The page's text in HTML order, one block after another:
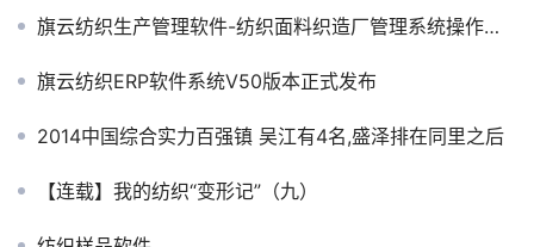
旗云纺织生产管理软件-纺织面料织造厂管理系统操作手册
旗云纺织ERP软件系统V50版本正式发布
2014中国综合实力百强镇 吴江有4名,盛泽排在同里之后
【连载】我的纺织“变形记”（九）